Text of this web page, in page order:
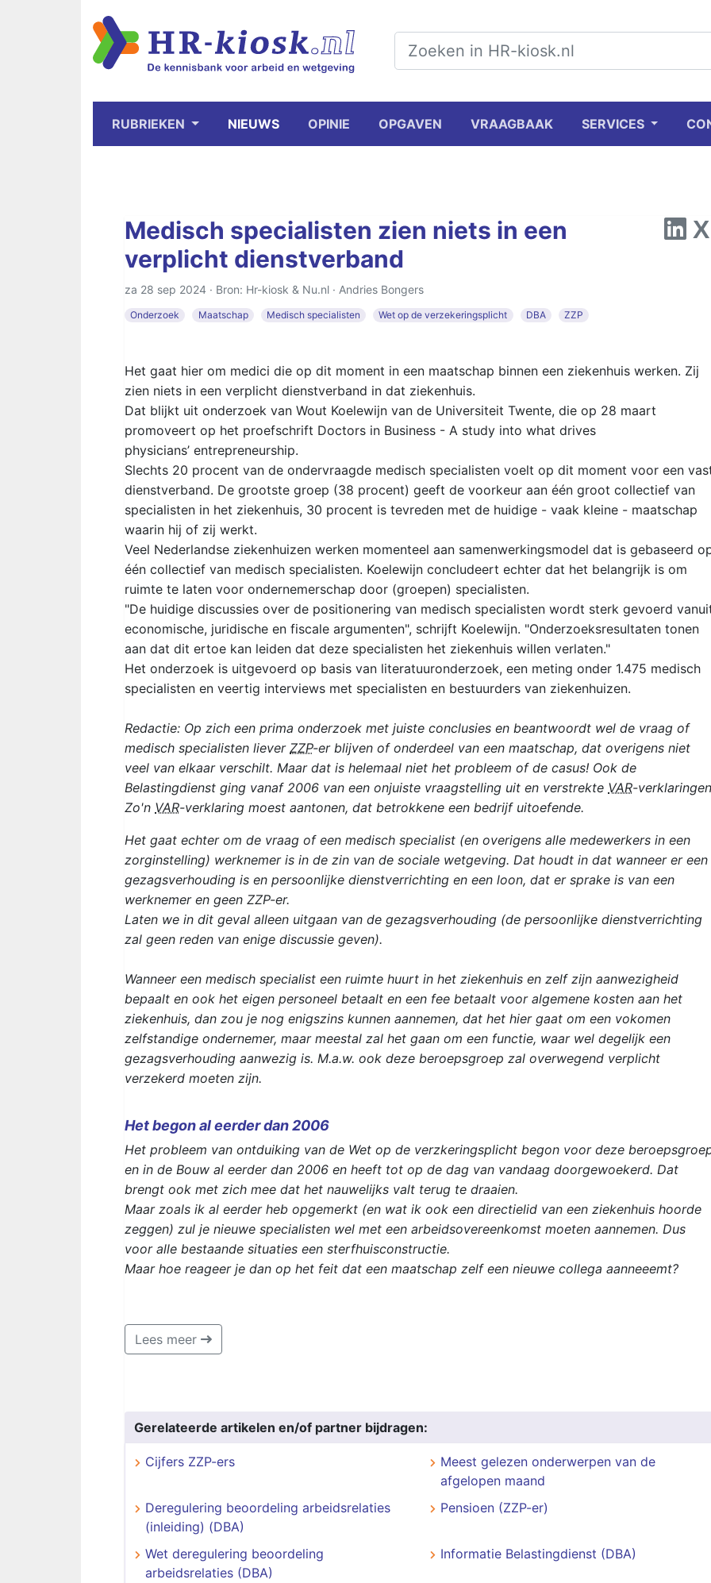
RUBRIEKEN NIEUWS OPINIE OPGAVEN VRAAGBAAK SERVICES
Medisch specialisten zien niets in een
verplicht dienstverband
za 28 sep 2024 · Bron: Hr-kiosk & Nu.nl · Andries Bongers
Onderzoek Maatschap Medisch specialisten Wet op de verzekeringsplicht DBA ZZP
Het gaat hier om medici die op dit moment in een maatschap binnen een ziekenhuis werken. Zij
zien niets in een verplicht dienstverband in dat ziekenhuis.
Dat blijkt uit onderzoek van Wout Koelewijn van de Universiteit Twente, die op 28 maart
promoveert op het proefschrift Doctors in Business - A study into what drives
physicians’ entrepreneurship.
Slechts 20 procent van de ondervraagde medisch specialisten voelt op dit moment voor een
dienstverband. De grootste groep (38 procent) geeft de voorkeur aan één groot collectief van
specialisten in het ziekenhuis, 30 procent is tevreden met de huidige - vaak kleine - maatschap
waarin hij of zij werkt.
Veel Nederlandse ziekenhuizen werken momenteel aan samenwerkingsmodel dat is gebaseerd
één collectief van medisch specialisten. Koelewijn concludeert echter dat het belangrijk is om
ruimte te laten voor ondernemerschap door (groepen) specialisten.
"De huidige discussies over de positionering van medisch specialisten wordt sterk gevoerd
economische, juridische en fiscale argumenten", schrijft Koelewijn. "Onderzoeksresultaten tonen
aan dat dit ertoe kan leiden dat deze specialisten het ziekenhuis willen verlaten."
Het onderzoek is uitgevoerd op basis van literatuuronderzoek, een meting onder 1.475 medisch
specialisten en veertig interviews met specialisten en bestuurders van ziekenhuizen.
Redactie: Op zich een prima onderzoek met juiste conclusies en beantwoordt wel de vraag of
medisch specialisten liever ZZP-er blijven of onderdeel van een maatschap, dat overigens niet
veel van elkaar verschilt. Maar dat is helemaal niet het probleem of de casus! Ook de
Belastingdienst ging vanaf 2006 van een onjuiste vraagstelling uit en verstrekte VAR-
Zo'n VAR-verklaring moest aantonen, dat betrokkene een bedrijf uitoefende.
Het gaat echter om de vraag of een medisch specialist (en overigens alle medewerkers in een
zorginstelling) werknemer is in de zin van de sociale wetgeving. Dat houdt in dat wanneer er een
gezagsverhouding is en persoonlijke dienstverrichting en een loon, dat er sprake is van een
werknemer en geen ZZP-er.
Laten we in dit geval alleen uitgaan van de gezagsverhouding (de persoonlijke dienstverrichting
zal geen reden van enige discussie geven).
Wanneer een medisch specialist een ruimte huurt in het ziekenhuis en zelf zijn aanwezigheid
bepaalt en ook het eigen personeel betaalt en een fee betaalt voor algemene kosten aan het
ziekenhuis, dan zou je nog enigszins kunnen aannemen, dat het hier gaat om een vokomen
zelfstandige ondernemer, maar meestal zal het gaan om een functie, waar wel degelijk een
gezagsverhouding aanwezig is. M.a.w. ook deze beroepsgroep zal overwegend verplicht
verzekerd moeten zijn.
Het begon al eerder dan 2006
Het probleem van ontduiking van de Wet op de verzkeringsplicht begon voor deze
en in de Bouw al eerder dan 2006 en heeft tot op de dag van vandaag doorgewoekerd. Dat
brengt ook met zich mee dat het nauwelijks valt terug te draaien.
Maar zoals ik al eerder heb opgemerkt (en wat ik ook een directielid van een ziekenhuis hoorde
zeggen) zul je nieuwe specialisten wel met een arbeidsovereenkomst moeten aannemen. Dus
voor alle bestaande situaties een sterfhuisconstructie.
Maar hoe reageer je dan op het feit dat een maatschap zelf een nieuwe collega aanneeemt?
Lees meer
Gerelateerde artikelen en/of partner bijdragen:
Cijfers ZZP-ers
Meest gelezen onderwerpen van de
afgelopen maand
Deregulering beoordeling arbeidsrelaties
(inleiding) (DBA)
Pensioen (ZZP-er)
Wet deregulering beoordeling
arbeidsrelaties (DBA)
Informatie Belastingdienst (DBA)